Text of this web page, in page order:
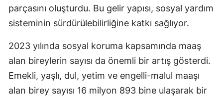
Aksaray
Bayburt
Karaman
Kırıkkale
Batman
parçasını oluşturdu. Bu gelir yapısı, sosyal yardım
sisteminin sürdürülebilirliğine katkı sağlıyor.
2023 yılında sosyal koruma kapsamında maaş
alan bireylerin sayısı da önemli bir artış gösterdi.
Emekli, yaşlı, dul, yetim ve engelli-malul maaşı
alan birey sayısı 16 milyon 893 bine ulaşarak bir